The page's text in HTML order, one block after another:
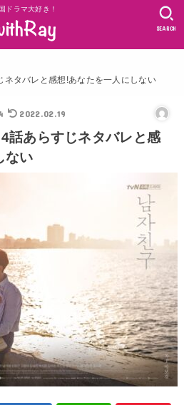
ドラマ大好き！
SEARCH
ネタバレと感想!あなたを一人にしない
2022.02.19
4話あらすじネタバレと感
ない